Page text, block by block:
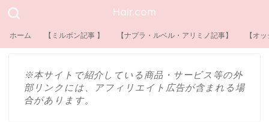
Hair.com
ホーム 【ミルボン記事 】 【ナプラ・ルベル・アリミノ記事】 【オ
※本サイトで紹介している商品・サービス等の外
部リンクには、アフィリエイト広告が含まれる場
合があります。